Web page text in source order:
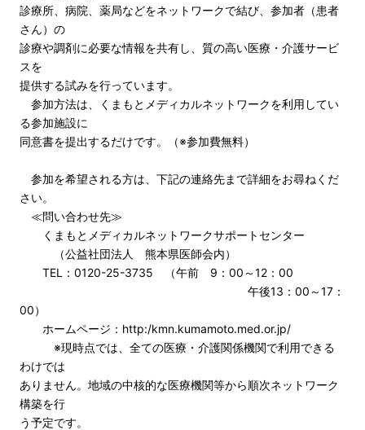
診療所、病院、薬局などをネットワークで結び、参加者（患者
さん）の
診療や調剤に必要な情報を共有し、質の高い医療・介護サービ
スを
提供する試みを行っています。
参加方法は、くまもとメディカルネットワークを利用してい
る参加施設に
同意書を提出するだけです。（※参加費無料）
参加を希望される方は、下記の連絡先まで詳細をお尋ねくだ
さい。
≪問い合わせ先≫
くまもとメディカルネットワークサポートセンター
（公益社団法人 熊本県医師会内）
TEL：0120-25-3735 （午前 9：00～12：00
午後13：00～17：
00）
ホームページ：http:/kmn.kumamoto.med.or.jp/
※現時点では、全ての医療・介護関係機関で利用できる
わけでは
ありません。地域の中核的な医療機関等から順次ネットワーク
構築を行
う予定です。